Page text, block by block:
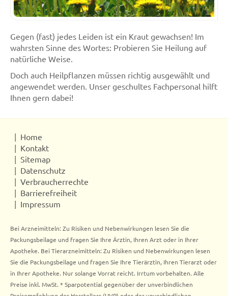
Gegen (fast) jedes Leiden ist ein Kraut gewachsen! Im
wahrsten Sinne des Wortes: Probieren Sie Heilung auf
natürliche Weise.
Doch auch Heilpflanzen müssen richtig ausgewählt und
angewendet werden. Unser geschultes Fachpersonal hilft
Ihnen gern dabei!
Home
Kontakt
Sitemap
Datenschutz
Verbraucherrechte
Barrierefreiheit
Impressum
Bei Arzneimitteln: Zu Risiken und Nebenwirkungen lesen Sie die
Packungsbeilage und fragen Sie Ihre Ärztin, Ihren Arzt oder in Ihrer
Apotheke. Bei Tierarzneimitteln: Zu Risiken und Nebenwirkungen lesen
Sie die Packungsbeilage und fragen Sie Ihre Tierärztin, Ihren Tierarzt oder
in Ihrer Apotheke. Nur solange Vorrat reicht. Irrtum vorbehalten. Alle
Preise inkl. MwSt. * Sparpotential gegenüber der unverbindlichen